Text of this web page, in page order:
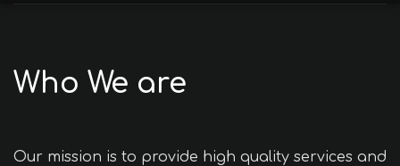
Who We are
Our mission is to provide high quality services and